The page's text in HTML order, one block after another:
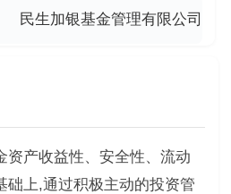
民生加银基金管理有限公司
资产收益性、安全性、流动
础上,通过积极主动的投资管